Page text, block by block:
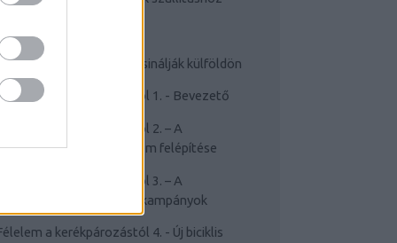
Cyclechic.hu on tour: Így csinálják külföldön
a kerékpározástól 1. - Bevezető
Félelem a kerékpározástól 2. – A
való félelem felépítése
Félelem a kerékpározástól 3. – A
népszerűsítő kampányok
a kerékpározástól 4. - Új biciklis